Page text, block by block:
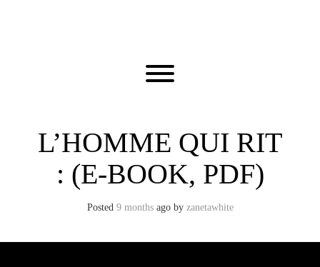
Toggle menu visibility.
L’HOMME QUI RIT
: (E-BOOK, PDF)
Posted 9 monthsago by zanetawhite